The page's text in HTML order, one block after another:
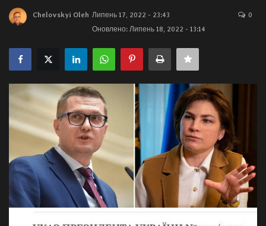
Про нас
Підтримати проєкт
Суспільство
Галерея
Політика
Економіка
Chelovskyi Oleh Липень 17, 2022 - 23:43
Оновлено: Липень 18, 2022 - 13:14
0